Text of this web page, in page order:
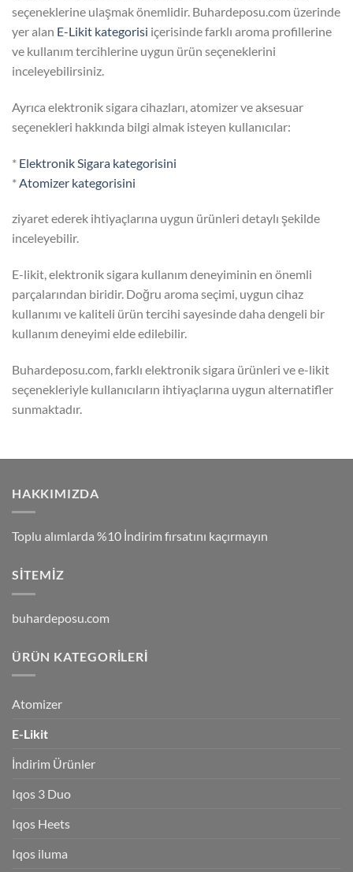
seçeneklerine ulaşmak önemlidir. Buhardeposu.com üzerinde
yer alan E-Likit kategorisi içerisinde farklı aroma profillerine
ve kullanım tercihlerine uygun ürün seçeneklerini
inceleyebilirsiniz.
Ayrıca elektronik sigara cihazları, atomizer ve aksesuar
seçenekleri hakkında bilgi almak isteyen kullanıcılar:
* Elektronik Sigara kategorisini
* Atomizer kategorisini
ziyaret ederek ihtiyaçlarına uygun ürünleri detaylı şekilde
inceleyebilir.
E-likit, elektronik sigara kullanım deneyiminin en önemli
parçalarından biridir. Doğru aroma seçimi, uygun cihaz
kullanımı ve kaliteli ürün tercihi sayesinde daha dengeli bir
kullanım deneyimi elde edilebilir.
Buhardeposu.com, farklı elektronik sigara ürünleri ve e-likit
seçenekleriyle kullanıcıların ihtiyaçlarına uygun alternatifler
sunmaktadır.
HAKKIMIZDA
Toplu alımlarda %10 İndirim fırsatını kaçırmayın
SITEMIZ
buhardeposu.com
ÜRÜN KATEGORILERI
Atomizer
E-Likit
İndirim Ürünler
Iqos 3 Duo
Iqos Heets
Iqos iluma